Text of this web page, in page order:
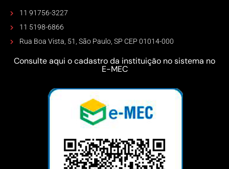
11 91756-3227
11 5198-6866
Rua Boa Vista, 51, São Paulo, SP CEP 01014-000
Consulte aqui o cadastro da instituição no sistema no
E-MEC